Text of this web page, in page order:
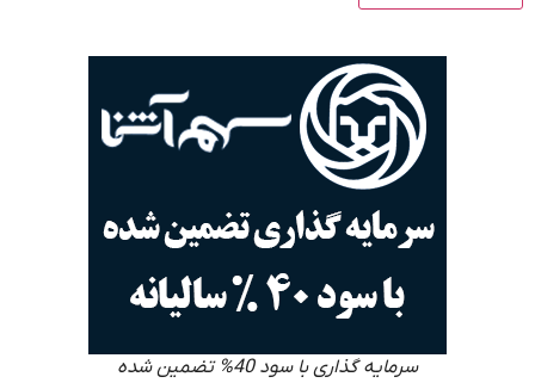
سرمایه گذاری با سود 40% تضمین شده